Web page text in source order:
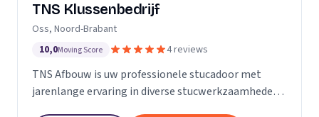
TNS Klussenbedrijf
Oss, Noord-Brabant
10,0Moving Score 4 reviews
TNS Afbouw is uw professionele stucadoor met
jarenlange ervaring in diverse stucwerkzaamheden.